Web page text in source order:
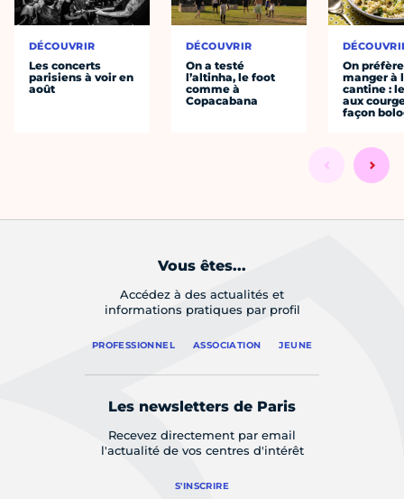
DÉCOUVRIR
Les concerts
parisiens à voir en
août
DÉCOUVRIR
On a testé
l’altinha, le foot
comme à
Copacabana
On préfère
manger à
cantine :
aux
façon
Vous êtes...
Accédez à des actualités et
informations pratiques par profil
PROFESSIONNEL ASSOCIATION JEUNE
Les newsletters de Paris
Recevez directement par email
l'actualité de vos centres d'intérêt
S'INSCRIRE